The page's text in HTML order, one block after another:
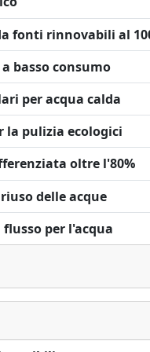
fonti rinnovabili al
basso consumo
per acqua calda
pulizia ecologici
oltre l'80%
delle acque
per l'acqua